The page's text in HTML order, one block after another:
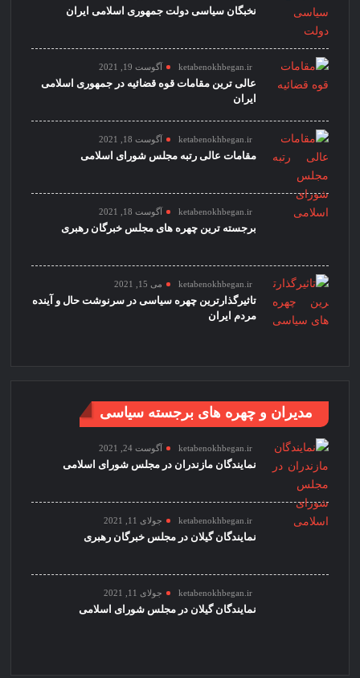
نخبگان سیاسی دولت جمهوری اسلامی ایران
ketabenokhbegan.ir آگوست 19, 2021
عالی ترین مقامات قوه قضائیه در جمهوری اسلامی
ایران
ketabenokhbegan.ir آگوست 18, 2021
مقامات عالی رتبه مجلس شورای اسلامی
ketabenokhbegan.ir آگوست 18, 2021
برجسته ترین چهره های مجلس خبرگان رهبری
ketabenokhbegan.ir می 15, 2021
تاثیرگذارترین چهره سیاسی در سرنوشت حال و آینده
مردم ایران
مدیران و چهره های برجسته سیاسی
ketabenokhbegan.ir آگوست 24, 2021
نمایندگان مازندران در مجلس شورای اسلامی
ketabenokhbegan.ir جولای 11, 2021
نمایندگان گیلان در مجلس خبرگان رهبری
ketabenokhbegan.ir جولای 11, 2021
نمایندگان گیلان در مجلس شورای اسلامی